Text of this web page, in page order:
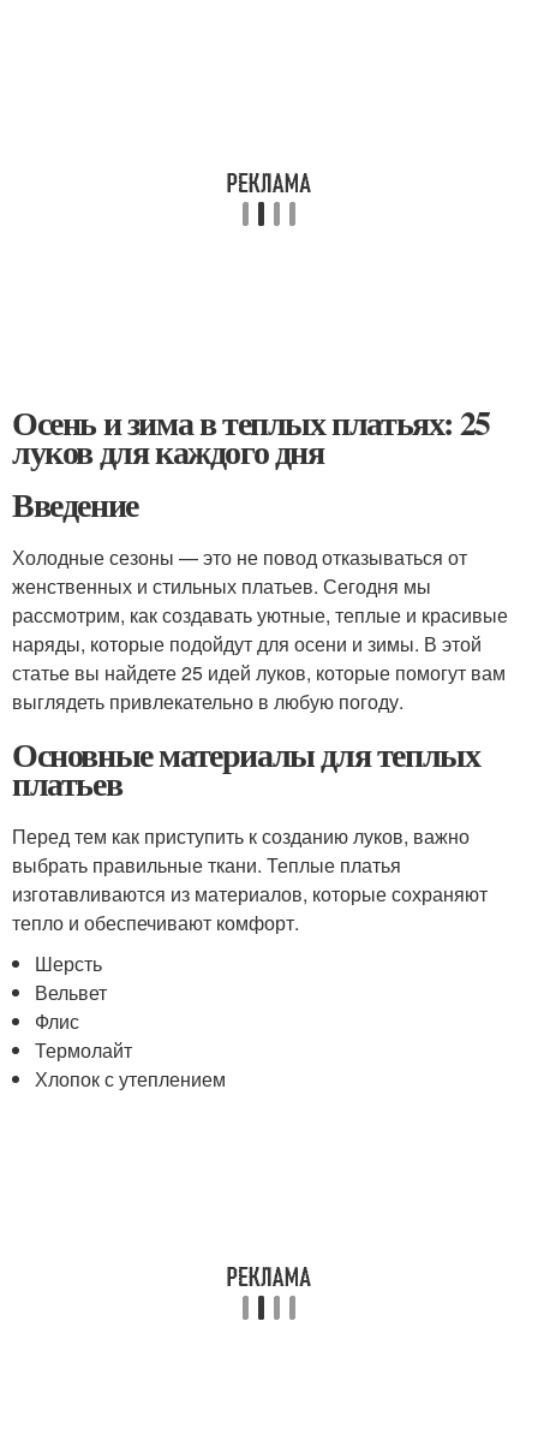
Осень и зима в теплых платьях: 25
луков для каждого дня
Введение
Холодные сезоны — это не повод отказываться от
женственных и стильных платьев. Сегодня мы
рассмотрим, как создавать уютные, теплые и красивые
наряды, которые подойдут для осени и зимы. В этой
статье вы найдете 25 идей луков, которые помогут вам
выглядеть привлекательно в любую погоду.
Основные материалы для теплых
платьев
Перед тем как приступить к созданию луков, важно
выбрать правильные ткани. Теплые платья
изготавливаются из материалов, которые сохраняют
тепло и обеспечивают комфорт.
Шерсть
Вельвет
Флис
Термолайт
Хлопок с утеплением